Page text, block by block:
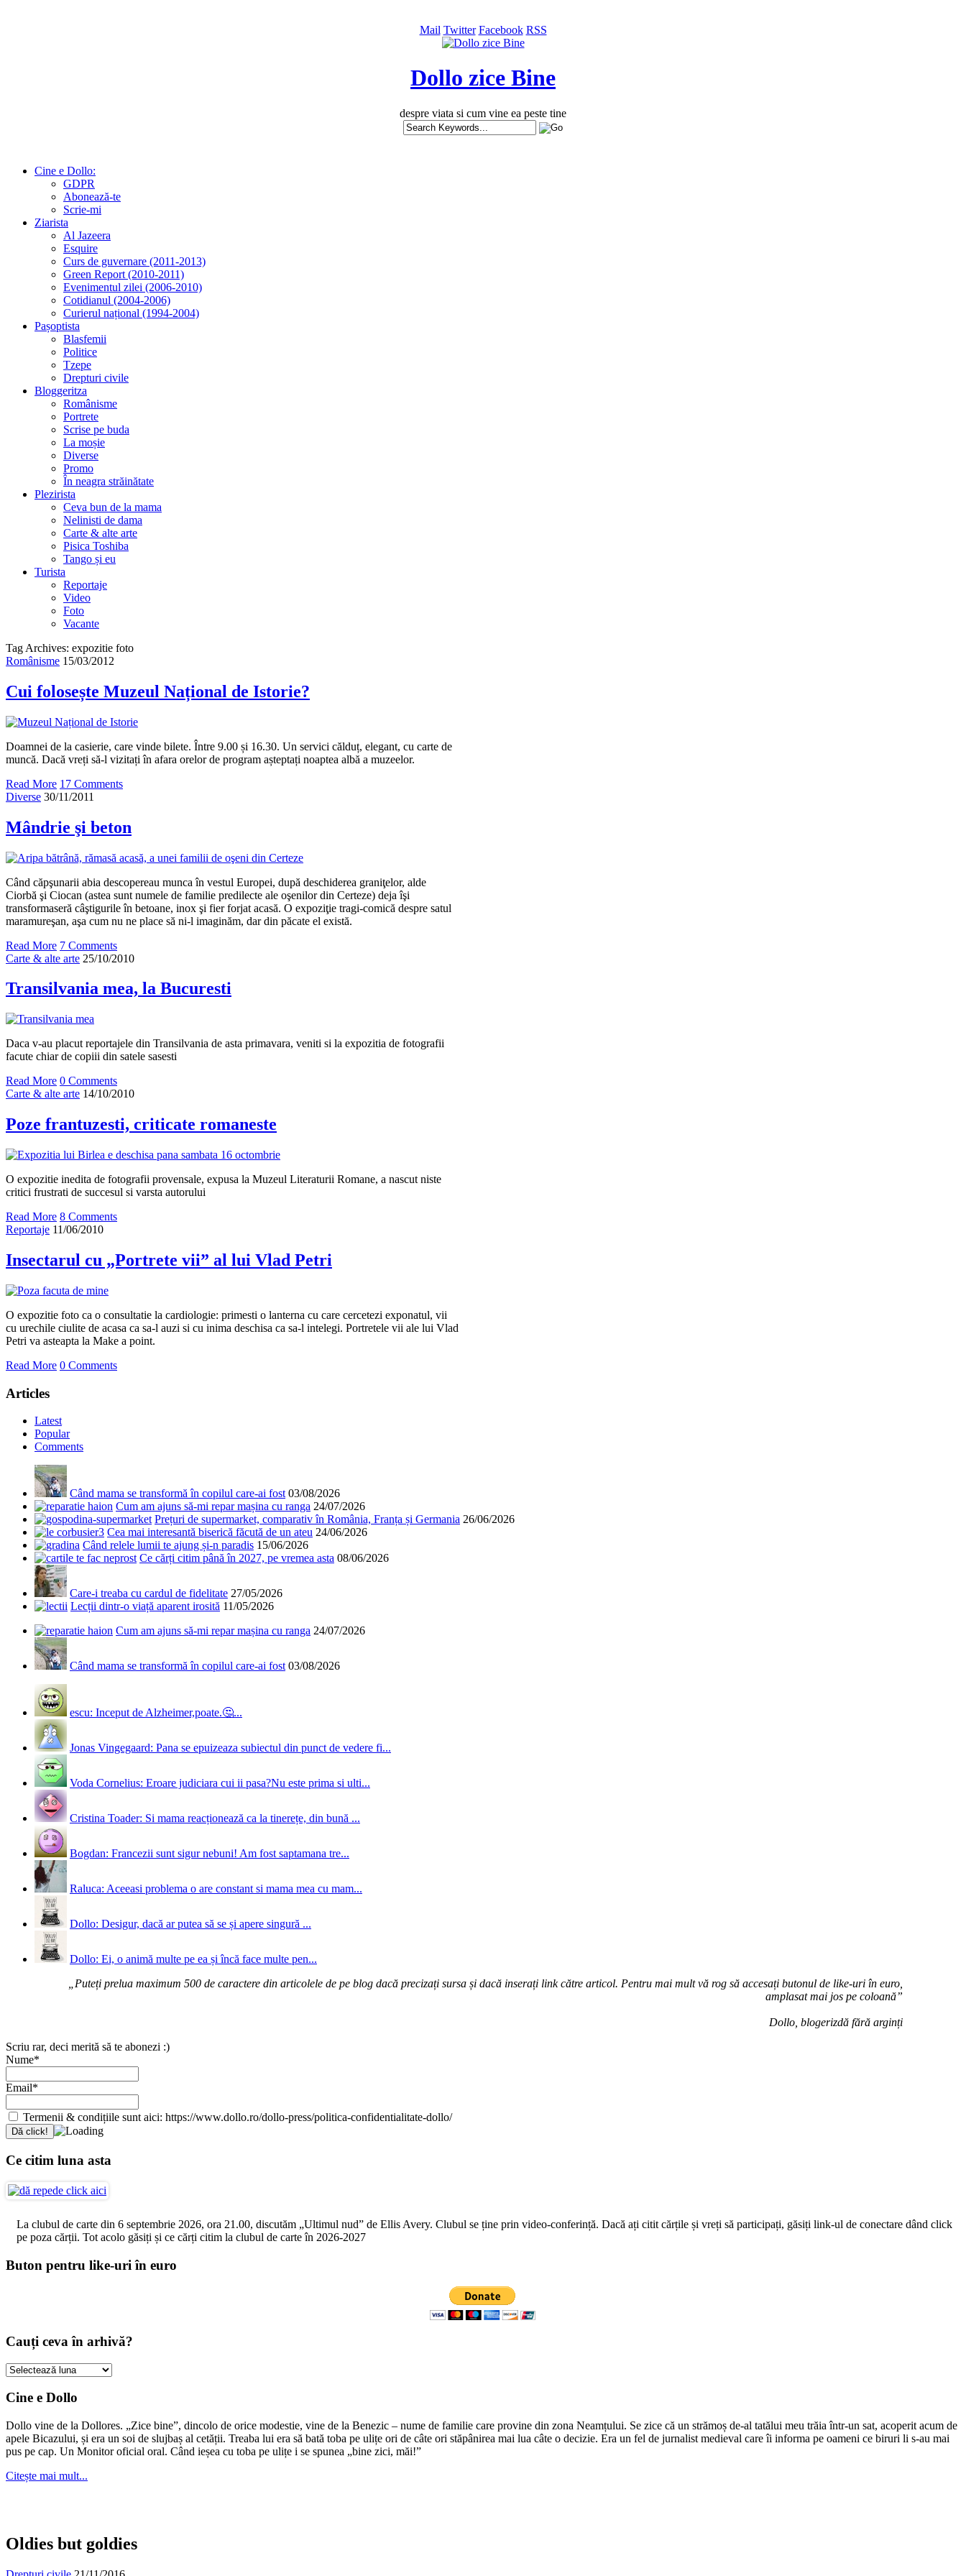
Mail Twitter Facebook RSS
Dollo zice Bine
despre viata si cum vine ea peste tine
Cine e Dollo:
GDPR
Abonează-te
Scrie-mi
Ziarista
Al Jazeera
Esquire
Curs de guvernare (2011-2013)
Green Report (2010-2011)
Evenimentul zilei (2006-2010)
Cotidianul (2004-2006)
Curierul național (1994-2004)
Pașoptista
Blasfemii
Politice
Tzepe
Drepturi civile
Bloggeritza
Românisme
Portrete
Scrise pe buda
La moșie
Diverse
Promo
În neagra străinătate
Plezirista
Ceva bun de la mama
Nelinisti de dama
Carte & alte arte
Pisica Toshiba
Tango și eu
Turista
Reportaje
Video
Foto
Vacante
Tag Archives: expozitie foto
Românisme 15/03/2012
Cui folosește Muzeul Național de Istorie?
Doamnei de la casierie, care vinde bilete. Între 9.00 și 16.30. Un servici călduț, elegant, cu carte de
muncă. Dacă vreți să-l vizitați în afara orelor de program așteptați noaptea albă a muzeelor.
Read More 17 Comments
Diverse 30/11/2011
Mândrie şi beton
Când căpşunarii abia descopereau munca în vestul Europei, după deschiderea graniţelor, alde
Ciorbă şi Ciocan (astea sunt numele de familie predilecte ale oşenilor din Certeze) deja îşi
transformaseră câştigurile în betoane, inox şi fier forjat acasă. O expoziţie tragi-comică despre satul
maramureşan, aşa cum nu ne place să ni-l imaginăm, dar din păcate el există.
Read More 7 Comments
Carte & alte arte 25/10/2010
Transilvania mea, la Bucuresti
Daca v-au placut reportajele din Transilvania de asta primavara, veniti si la expozitia de fotografii
facute chiar de copiii din satele sasesti
Read More 0 Comments
Carte & alte arte 14/10/2010
Poze frantuzesti, criticate romaneste
O expozitie inedita de fotografii provensale, expusa la Muzeul Literaturii Romane, a nascut niste
critici frustrati de succesul si varsta autorului
Read More 8 Comments
Reportaje 11/06/2010
Insectarul cu „Portrete vii” al lui Vlad Petri
O expozitie foto ca o consultatie la cardiologie: primesti o lanterna cu care cercetezi exponatul, vii
cu urechile ciulite de acasa ca sa-l auzi si cu inima deschisa ca sa-l intelegi. Portretele vii ale lui Vlad
Petri va asteapta la Make a point.
Read More 0 Comments
Articles
Latest
Popular
Comments
Când mama se transformă în copilul care-ai fost 03/08/2026
Cum am ajuns să-mi repar mașina cu ranga 24/07/2026
Prețuri de supermarket, comparativ în România, Franța și Germania 26/06/2026
Cea mai interesantă biserică făcută de un ateu 24/06/2026
Când relele lumii te ajung și-n paradis 15/06/2026
Ce cărți citim până în 2027, pe vremea asta 08/06/2026
Care-i treaba cu cardul de fidelitate 27/05/2026
Lecții dintr-o viață aparent irosită 11/05/2026
Cum am ajuns să-mi repar mașina cu ranga 24/07/2026
Când mama se transformă în copilul care-ai fost 03/08/2026
escu: Inceput de Alzheimer,poate.🤔...
Jonas Vingegaard: Pana se epuizeaza subiectul din punct de vedere fi...
Voda Cornelius: Eroare judiciara cui ii pasa?Nu este prima si ulti...
Cristina Toader: Si mama reacționează ca la tinerețe, din bună ...
Bogdan: Francezii sunt sigur nebuni! Am fost saptamana tre...
Raluca: Aceeasi problema o are constant si mama mea cu mam...
Dollo: Desigur, dacă ar putea să se și apere singură ...
Dollo: Ei, o animă multe pe ea și încă face multe pen...
„Puteți prelua maximum 500 de caractere din articolele de pe blog dacă precizați sursa și dacă inserați link către articol. Pentru mai mult vă rog să accesați butonul de like-uri în euro,
amplasat mai jos pe coloană”
Dollo, blogerizdă fără arginți
Scriu rar, deci merită să te abonezi :)
Nume*
Email*
Termenii & condițiile sunt aici: https://www.dollo.ro/dollo-press/politica-confidentialitate-dollo/
Ce citim luna asta
La clubul de carte din 6 septembrie 2026, ora 21.00, discutăm „Ultimul nud” de Ellis Avery. Clubul se ține prin video-conferință. Dacă ați citit cărțile și vreți să participați, găsiți link-ul de conectare dând click
pe poza cărții. Tot acolo găsiți și ce cărți citim la clubul de carte în 2026-2027
Buton pentru like-uri în euro
Cauți ceva în arhivă?
Cauți
în
Cine e Dollo
Dollo vine de la Dollores. „Zice bine”, dincolo de orice modestie, vine de la Benezic – nume de familie care provine din zona Neamțului. Se zice că un strămoș de-al tatălui meu trăia într-un sat, acoperit acum de
apele Bicazului, și era un soi de slujbaș al cetății. Treaba lui era să bată toba pe ulițe ori de câte ori stăpânirea mai lua câte o decizie. Era un fel de jurnalist medieval care îi informa pe oameni ce biruri li s-au mai
pus pe cap. Un Monitor oficial oral. Când ieșea cu toba pe ulițe i se spunea „bine zici, măi!”
Citește mai mult...
Oldies but goldies